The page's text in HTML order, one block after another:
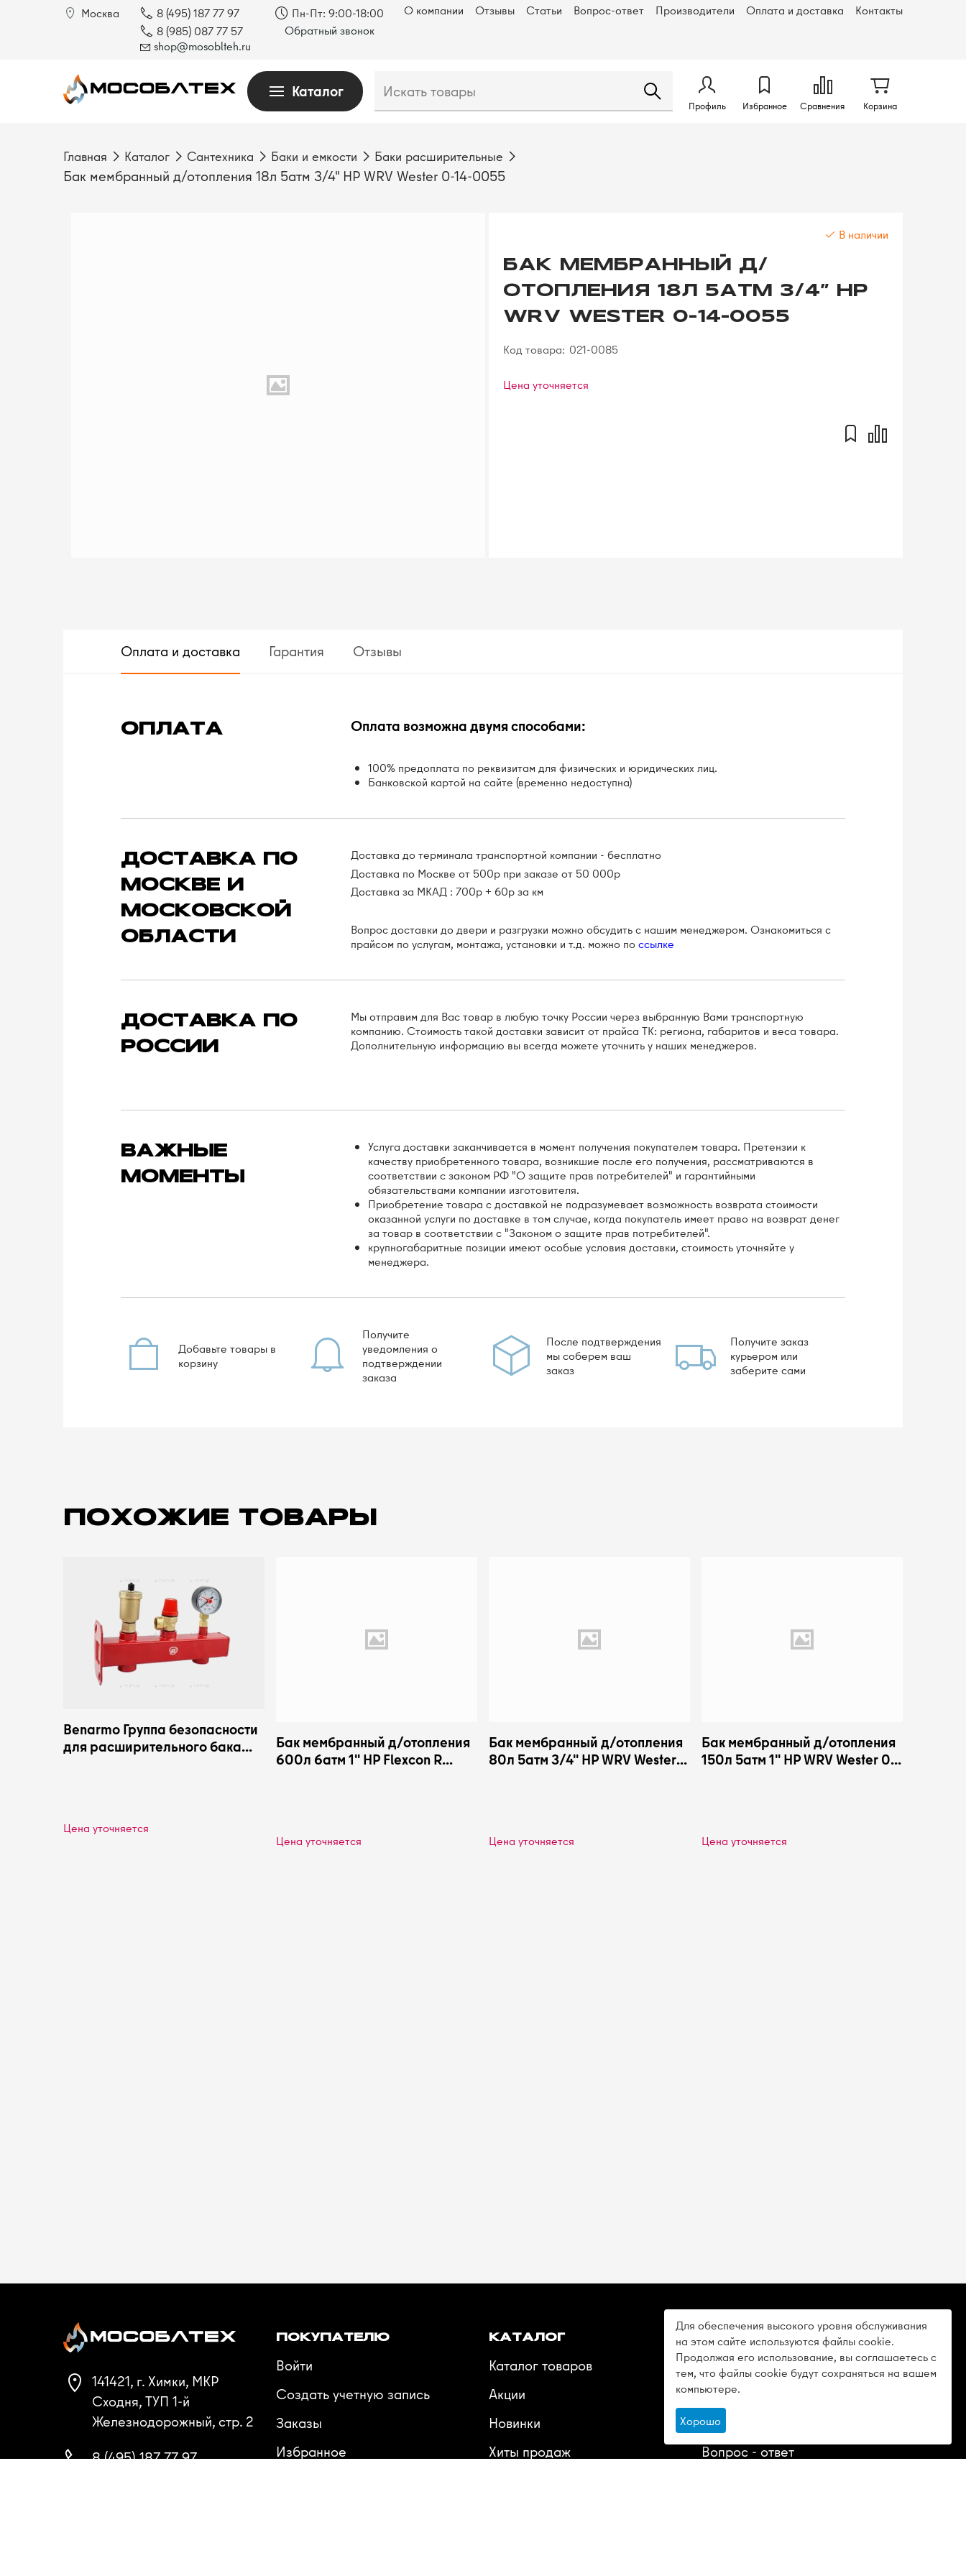
Москва
8 (495) 187 77 97
8 (985) 087 77 57
shop@mosoblteh.ru
Пн-Пт: 9:00-18:00
Обратный звонок
О компании Отзывы Статьи Вопрос-ответ Производители Оплата и доставка Контакты
Каталог
Профиль Избранное Сравнения Корзина
Главная Каталог Сантехника Баки и емкости Баки расширительные
Бак мембранный д/отопления 18л 5атм 3/4" НР WRV Wester 0-14-0055
В наличии
БАК МЕМБРАННЫЙ Д/
ОТОПЛЕНИЯ 18Л 5АТМ 3/4" НР
WRV WESTER 0-14-0055
Код товара: 021-0085
Цена уточняется
Оплата и доставка Гарантия Отзывы
ОПЛАТА Оплата возможна двумя способами:
100% предоплата по реквизитам для физических и юридических лиц.
Банковской картой на сайте (временно недоступна)
ДОСТАВКА ПО
МОСКВЕ И
МОСКОВСКОЙ
ОБЛАСТИ
Доставка до терминала транспортной компании - бесплатно
Доставка по Москве от 500р при заказе от 50 000р
Доставка за МКАД : 700р + 60р за км
Вопрос доставки до двери и разгрузки можно обсудить с нашим менеджером. Ознакомиться с
прайсом по услугам, монтажа, установки и т.д. можно поссылке
ДОСТАВКА ПО
РОССИИ
Мы отправим для Вас товар в любую точку России через выбранную Вами транспортную
компанию. Стоимость такой доставки зависит от прайса ТК: региона, габаритов и веса товара.
Дополнительную информацию вы всегда можете уточнить у наших менеджеров.
ВАЖНЫЕ
МОМЕНТЫ
Услуга доставки заканчивается в момент получения покупателем товара. Претензии к
качеству приобретенного товара, возникшие после его получения, рассматриваются в
соответствии с законом РФ "О защите прав потребителей" и гарантийными
обязательствами компании изготовителя.
Приобретение товара с доставкой не подразумевает возможность возврата стоимости
оказанной услуги по доставке в том случае, когда покупатель имеет право на возврат денег
за товар в соответствии с "Законом о защите прав потребителей".
крупногабаритные позиции имеют особые условия доставки, стоимость уточняйте у
менеджера.
Добавьте товары в
корзину
Получите
уведомления о
подтверждении
заказа
После подтверждения
мы соберем ваш
заказ
Получите заказ
курьером или
заберите сами
ПОХОЖИЕ ТОВАРЫ
Benarmo Группа безопасности
для расширительного бака
Цена уточняется
Бак мембранный д/отопления
600л 6атм 1" НР Flexcon R
Цена уточняется
Бак мембранный д/отопления
80л 5атм 3/4" НР WRV Wester
Цена уточняется
Бак мембранный д/отопления
150л 5атм 1" НР WRV Wester 0-
Цена уточняется
141421, г. Химки, МКР
Сходня, ТУП 1-й
Железнодорожный, стр. 2
8 (495) 187 77 97
ПОКУПАТЕЛЮ
Войти
Создать учетную запись
Заказы
Избранное
КАТАЛОГ
Каталог товаров
Акции
Новинки
Хиты продаж
О КОМПАНИИ
О компании
Отзывы
Статьи
Вопрос - ответ
Для обеспечения высокого уровня обслуживания
на этом сайте используются файлы cookie.
Продолжая его использование, вы соглашаетесь с
тем, что файлы cookie будут сохраняться на вашем
компьютере.
Хорошо